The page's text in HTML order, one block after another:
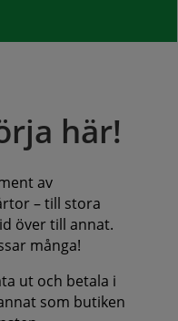
här!
av
– till stora
över till annat.
många!
ut och betala i
som butiken